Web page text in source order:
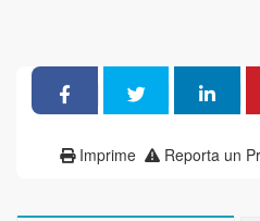
Reporta un
Imprime